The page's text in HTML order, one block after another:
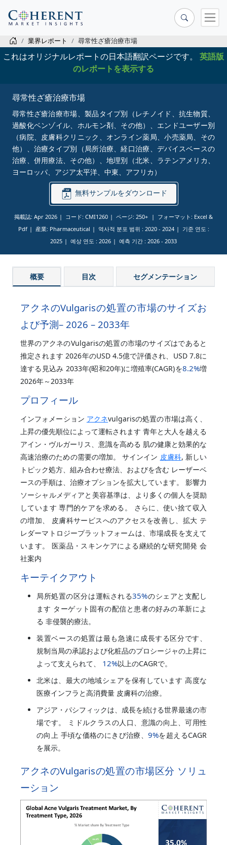
業界レポート 尋常性ざ瘡治療市場
これはオリジナルレポートの日本語翻訳ページです。 英語版
のレポートを表示する
尋常性ざ瘡治療市場
尋常性ざ瘡治療市場、製品タイプ別（レチノイド、抗生物質、
過酸化ベンゾイル、ホルモン剤、その他）、エンドユーザー別
（病院、皮膚科クリニック、オンライン薬局、小売薬局、その
他）、治療タイプ別（局所治療、経口治療、デバイスベースの
治療、併用療法、その他）、地理別（北米、ラテンアメリカ、
ヨーロッパ、アジア太平洋、中東、アフリカ）
無料サンプルをダウンロード
掲載誌: Apr 2026 コード: CMI1260 ページ: 250+
フォーマット: Excel &
Pdf
産業: Pharmaceutical 역사적 분포 범위 : 2020 - 2024
기준 연도 :
2025
예상 연도 : 2026 예측 기간 : 2026 - 2033
概要 目次 セグメンテーション
アクネのVulgarisの処置の市場のサイズお
よび予測– 2026 – 2033年
世界のアクネのVulgarisの処置の市場のサイズはであると
推定されます 2026年のUSD 4.5億で評価され、USD 7.8に
達する見込み 2033年(昭和20年)に増殖率(CAGR)を8.2%増
2026年～2033年
プロフィール
インフォメーション アクネvulgarisの処置の市場は高く、
上昇の優先順位によって運転されます 青年と大人を越える
アイン・ヴルガーリス、意識を高める 肌の健康と効果的な
高速治療のための需要の増加。 サインイン 皮膚科, 新しい
トピック処方、組み合わせ療法、およびを含む レーザーベ
ースの手順は、治療オプションを拡大しています。 影響力
ソーシャルメディアと美容基準は、より多くの個人を奨励
しています 専門的ケアを求める。 さらに、使い捨て収入
の増加、 皮膚科サービスへのアクセスを改善し、拡大 テ
レダーマトロジープラットフォームは、市場成長を支えて
います。 医薬品・スキンケアによる継続的な研究開発 会
社案内
キーテイクアウト
局所処置の区分は運転される35%のシェアと支配し
ます ターゲット固有の配信と患者の好みの革新によ
る 非侵襲的療法。
装置ベースの処置は最も急速に成長する区分です、
規制当局の承認および化粧品のプロシージャの上昇に
よって支えられて、 12%以上のCAGRで。
北米は、最大の地域シェアを保有しています 高度な
医療インフラと高消費量 皮膚科の治療。
アジア・パシフィックは、成長を続ける世界最速の市
場です。 ミドルクラスの人口、意識の向上、可用性
の向上 手頃な価格のにきび治療、9%を超えるCAGR
を展示。
アクネのVulgarisの処置の市場区分 ソリュ
ーション